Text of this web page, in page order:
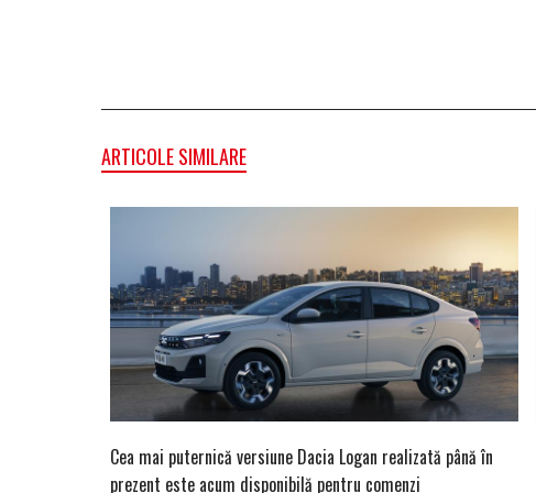
ARTICOLE SIMILARE
Cea mai puternică versiune Dacia Logan realizată până în
prezent este acum disponibilă pentru comenzi